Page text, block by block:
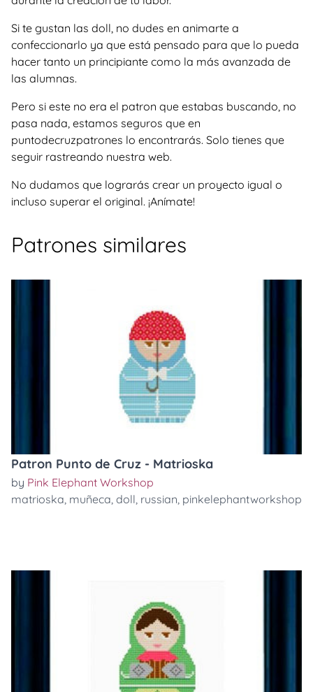
Si te gustan las doll, no dudes en animarte a
confeccionarlo ya que está pensado para que lo pueda
hacer tanto un principiante como la más avanzada de
las alumnas.
Pero si este no era el patron que estabas buscando, no
pasa nada, estamos seguros que en
puntodecruzpatrones lo encontrarás. Solo tienes que
seguir rastreando nuestra web.
No dudamos que lograrás crear un proyecto igual o
incluso superar el original. ¡Anímate!
Patrones similares
Patron Punto de Cruz - Matrioska
by Pink Elephant Workshop
matrioska, muñeca, doll, russian, pinkelephantworkshop